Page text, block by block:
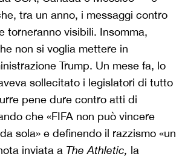
tra un anno, i messaggi contro
torneranno visibili. Insomma,
non si voglia mettere in
Trump. Un mese fa, lo
sollecitato i legislatori di tutto
pene dure contro atti di
che «FIFA non può vincere
sola» e definendo il razzismo «un
inviata a The Athletic, la